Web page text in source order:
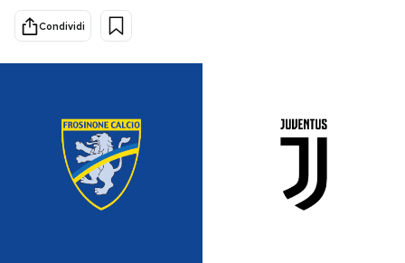
Cultura
Economia
PODCAST
NEWSLETTER
Condividi